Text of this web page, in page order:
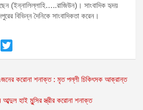
(ইন্নালিল্লাহি…..রাজিউন)। সাংবাদিক হৃদয়
বিভিন্ন দৈনিকে সাংবাদিকতা করেন।
T
i
করোনা শনাক্ত : মৃত পল্লী চিকিৎসক আক্রান্ত
হাই মুন্সির স্ত্রীর করোনা শনাক্ত